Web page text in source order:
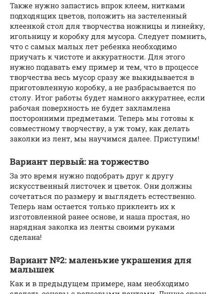
Также нужно запастись впрок клеем, нитками
подходящих цветов, положить на застеленный
клеенкой стол для творчества ножницы и линейку,
игольницу и коробку для мусора. Следует помнить,
что с самых малых лет ребенка необходимо
приучать к чистоте и аккуратности. Для этого
нужно подавать ему пример и тем, что в процессе
творчества весь мусор сразу же выкидывается в
приготовленную коробку, а не разбрасывается по
столу. Итог работы будет намного аккуратнее, если
рабочая поверхность не будет захламлена
посторонними предметами. Теперь мы готовы к
совместному творчеству, а уж тому, как делать
заколки из лент, мы научимся далее. Приступим!
Вариант первый: на торжество
За это время нужно подобрать друг к другу
искусственный листочек и цветок. Они должны
сочетаться по размеру и выглядеть естественно.
Теперь нам остается только приклеить их к
изготовленной ранее основе, и наша простая, но
нарядная заколка из ленты своими руками
сделана!
Вариант №2: маленькие украшения для
малышек
Как и в предыдущем примере, нам необходимо